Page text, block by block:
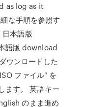
as log as it
な手順を参照す
日本語版
語版 download
ウンロードした
ファイル" を
ます。 英語キー
のまま進め